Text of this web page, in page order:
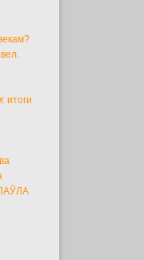
итоги
ПАЎЛА